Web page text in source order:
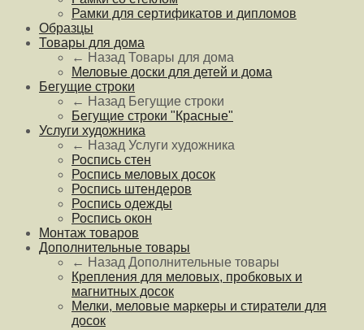
Рамки для сертификатов и дипломов
Образцы
Товары для дома
← Назад Товары для дома
Меловые доски для детей и дома
Бегущие строки
← Назад Бегущие строки
Бегущие строки "Красные"
Услуги художника
← Назад Услуги художника
Роспись стен
Роспись меловых досок
Роспись штендеров
Роспись одежды
Роспись окон
Монтаж товаров
Дополнительные товары
← Назад Дополнительные товары
Крепления для меловых, пробковых и
магнитных досок
Мелки, меловые маркеры и стиратели для
досок